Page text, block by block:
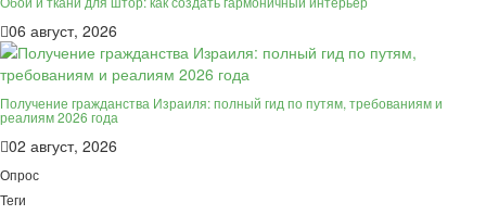
06 август, 2026
Получение гражданства Израиля: полный гид по путям, требованиям и
реалиям 2026 года
02 август, 2026
Опрос
Теги